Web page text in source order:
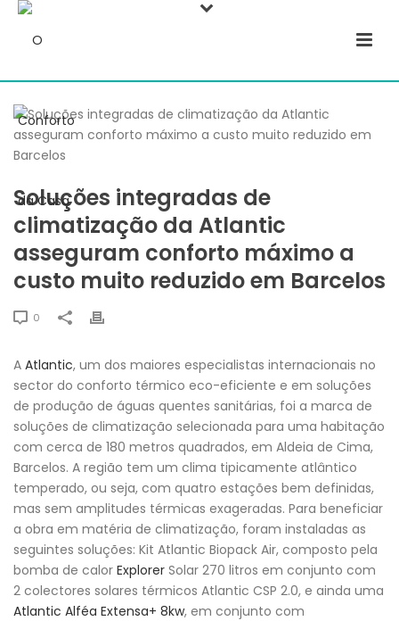
Soluções integradas de
climatização da Atlantic
asseguram conforto máximo a
custo muito reduzido em Barcelos
0
A Atlantic, um dos maiores especialistas internacionais no
sector do conforto térmico eco-eficiente e em soluções
de produção de águas quentes sanitárias, foi a marca de
soluções de climatização selecionada para uma habitação
com cerca de 180 metros quadrados, em Aldeia de Cima,
Barcelos. A região tem um clima tipicamente atlântico
temperado, ou seja, com quatro estações bem definidas,
mas sem amplitudes térmicas exageradas. Para beneficiar
a obra em matéria de climatização, foram instaladas as
seguintes soluções: Kit Atlantic Biopack Air, composto pela
bomba de calor Explorer Solar 270 litros em conjunto com
2 colectores solares térmicos Atlantic CSP 2.0, e ainda uma
Atlantic Alféa Extensa+ 8kw, em conjunto com